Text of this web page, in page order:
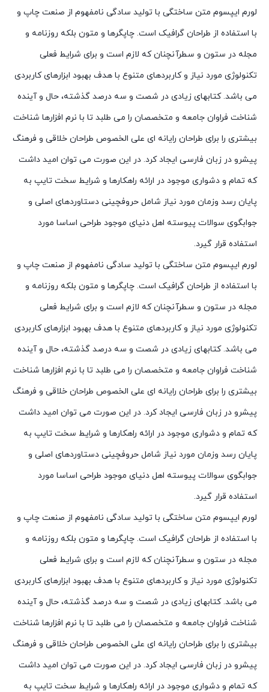
لورم ایپسوم متن ساختگی با تولید سادگی نامفهوم از صنعت چاپ و
با استفاده از طراحان گرافیک است. چاپگرها و متون بلکه روزنامه و
مجله در ستون و سطرآنچنان که لازم است و برای شرایط فعلی
تکنولوژی مورد نیاز و کاربردهای متنوع با هدف بهبود ابزارهای کاربردی
می باشد. کتابهای زیادی در شصت و سه درصد گذشته، حال و آینده
شناخت فراوان جامعه و متخصصان را می طلبد تا با نرم افزارها شناخت
بیشتری را برای طراحان رایانه ای علی الخصوص طراحان خلاقی و فرهنگ
پیشرو در زبان فارسی ایجاد کرد. در این صورت می توان امید داشت
که تمام و دشواری موجود در ارائه راهکارها و شرایط سخت تایپ به
پایان رسد وزمان مورد نیاز شامل حروفچینی دستاوردهای اصلی و
جوابگوی سوالات پیوسته اهل دنیای موجود طراحی اساسا مورد
استفاده قرار گیرد.
لورم ایپسوم متن ساختگی با تولید سادگی نامفهوم از صنعت چاپ و
با استفاده از طراحان گرافیک است. چاپگرها و متون بلکه روزنامه و
مجله در ستون و سطرآنچنان که لازم است و برای شرایط فعلی
تکنولوژی مورد نیاز و کاربردهای متنوع با هدف بهبود ابزارهای کاربردی
می باشد. کتابهای زیادی در شصت و سه درصد گذشته، حال و آینده
شناخت فراوان جامعه و متخصصان را می طلبد تا با نرم افزارها شناخت
بیشتری را برای طراحان رایانه ای علی الخصوص طراحان خلاقی و فرهنگ
پیشرو در زبان فارسی ایجاد کرد. در این صورت می توان امید داشت
که تمام و دشواری موجود در ارائه راهکارها و شرایط سخت تایپ به
پایان رسد وزمان مورد نیاز شامل حروفچینی دستاوردهای اصلی و
جوابگوی سوالات پیوسته اهل دنیای موجود طراحی اساسا مورد
استفاده قرار گیرد.
لورم ایپسوم متن ساختگی با تولید سادگی نامفهوم از صنعت چاپ و
با استفاده از طراحان گرافیک است. چاپگرها و متون بلکه روزنامه و
مجله در ستون و سطرآنچنان که لازم است و برای شرایط فعلی
تکنولوژی مورد نیاز و کاربردهای متنوع با هدف بهبود ابزارهای کاربردی
می باشد. کتابهای زیادی در شصت و سه درصد گذشته، حال و آینده
شناخت فراوان جامعه و متخصصان را می طلبد تا با نرم افزارها شناخت
بیشتری را برای طراحان رایانه ای علی الخصوص طراحان خلاقی و فرهنگ
پیشرو در زبان فارسی ایجاد کرد. در این صورت می توان امید داشت
که تمام و دشواری موجود در ارائه راهکارها و شرایط سخت تایپ به